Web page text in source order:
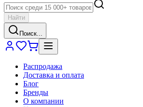
Найти
Поиск...
Распродажа
Доставка и оплата
Блог
Бренды
О компании